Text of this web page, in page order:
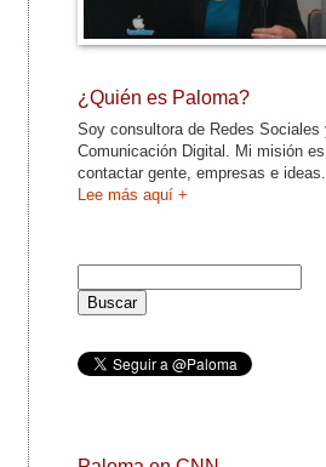
¿Quién es Paloma?
Soy consultora de Redes Sociales
Comunicación Digital. Mi misión es
contactar gente, empresas e ideas.
Lee más aquí +